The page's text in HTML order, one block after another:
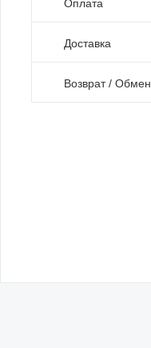
Оплата
Доставка
Возврат / Обмен